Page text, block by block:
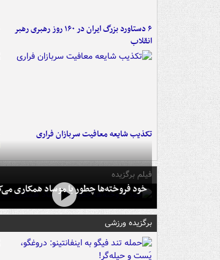
۶ دستاورد بزرگ ایران در ۱۶۰ روز رهبری رهبر
انقلاب
تکذیب شایعه معافیت سربازان فراری
فیلم برگزیده
خود فروخته‌ها چطور با موساد همکاری
برگزیده ورزشی